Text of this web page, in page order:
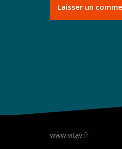
www.vitav.fr